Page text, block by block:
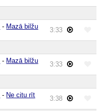
- Mazā bilžu
3:33
- Mazā bilžu
3:33
- Ne citu rīt 3:38